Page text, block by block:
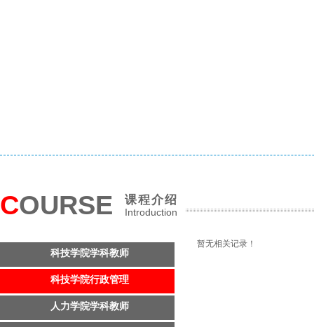
COURSE 课程介绍
Introduction
暂无相关记录！
科技学院学科教师
科技学院行政管理
人力学院学科教师